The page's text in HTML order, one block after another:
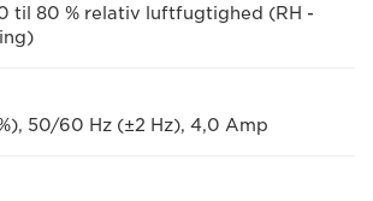
til 80 % relativ luftfugtighed (RH -
50/60 Hz (±2 Hz), 4,0 Amp